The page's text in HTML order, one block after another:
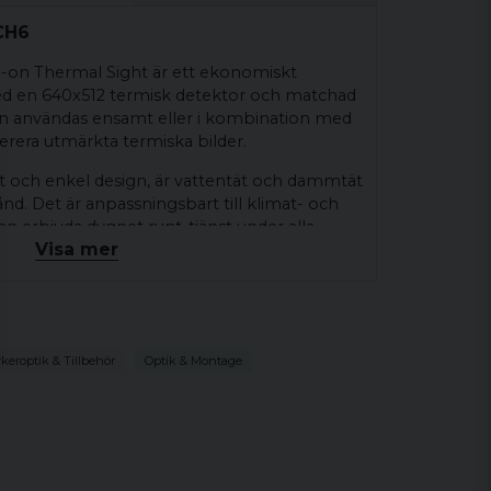
on Thermal Sight är ett ekonomiskt
en 640x512 termisk detektor och matchad
användas ensamt eller i kombination med
utmärkta termiska bilder.
och enkel design, är vattentät och dammtät
Det är anpassningsbart till klimat- och
erbjuda dygnet runt-tjänst under alla
och leverera pålitlig och överlägsen
640x512
Visa mer
& Tillbehör Optik & Montage